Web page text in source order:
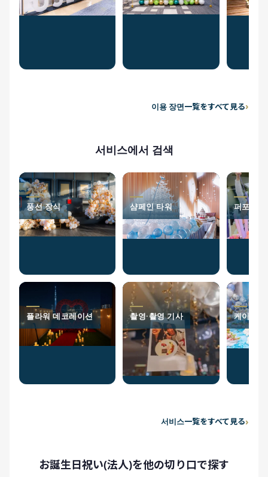
이용 장면一覧をすべて見る
서비스에서 검색
풍선 장식
플라워 데코레이션
샴페인 타워
촬영·촬영 기사
퍼포머
케이터링
서비스一覧をすべて見る
お誕生日祝い(法人)を他の切り口で探す